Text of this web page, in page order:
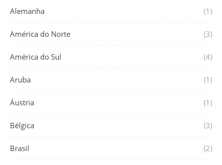
Alemanha (1)
América do Norte (3)
América do Sul (4)
Aruba (1)
Áustria (1)
Bélgica (3)
Brasil (2)